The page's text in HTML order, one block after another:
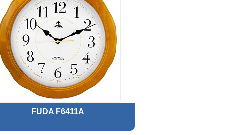
FUDA F6411A